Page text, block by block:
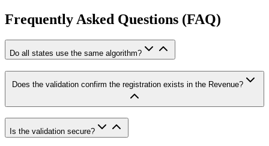
Frequently Asked Questions (FAQ)
Do all states use the same algorithm?
Does the validation confirm the registration exists in the Revenue?
Is the validation secure?